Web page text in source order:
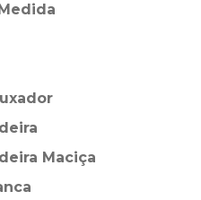
Maciça